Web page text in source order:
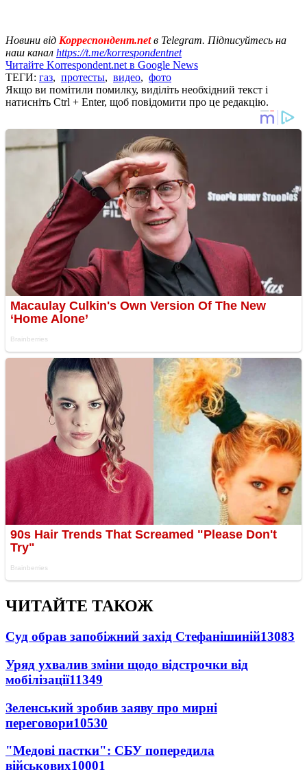
Новини від Корреспондент.netв Telegram. Підписуйтесь на
наш канал https://t.me/korrespondentnet
Читайте Korrespondent.net в Google News
ТЕГИ: газ, протесты, видео, фото
Якщо ви помітили помилку, виділіть необхідний текст і
натисніть Ctrl + Enter, щоб повідомити про це редакцію.
ЧИТАЙТЕ ТАКОЖ
Суд обрав запобіжний захід Стефанішиній13083
Уряд ухвалив зміни щодо відстрочки від
мобілізації11349
Зеленський зробив заяву про мирні
переговори10530
"Медові пастки": СБУ попередила
військових10001